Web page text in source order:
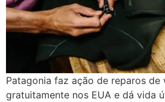
Patagonia faz ação de reparos de
gratuitamente nos EUA e dá vida